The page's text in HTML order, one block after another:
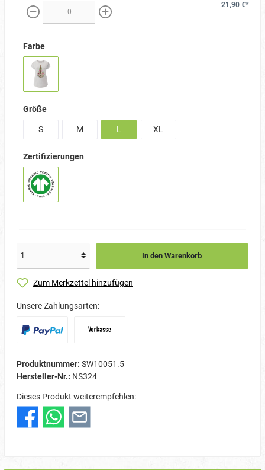
weniger mehr
21,90 €*
Farbe
Größe
S
M L XL
Zertifizierungen
In den Warenkorb
Zum Merkzettel hinzufügen
Unsere Zahlungsarten:
Produktnummer: SW10051.5
Hersteller-Nr.: NS324
Dieses Produkt weiterempfehlen: